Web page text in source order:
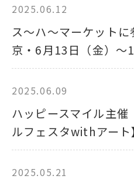
2025.06.12
ス～ハ～マーケット
京・6月13日（金）～
2025.06.09
ハッピースマイル主催
ルフェスタwithアート
2025.05.21